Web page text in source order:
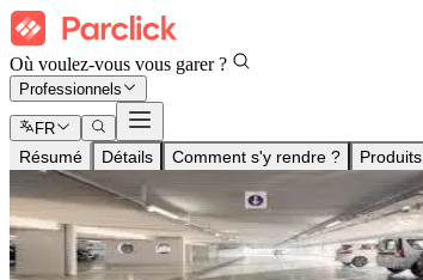
Où voulez-vous vous garer ?
Professionnels
FR
Résumé Détails Comment s'y rendre ? Produits